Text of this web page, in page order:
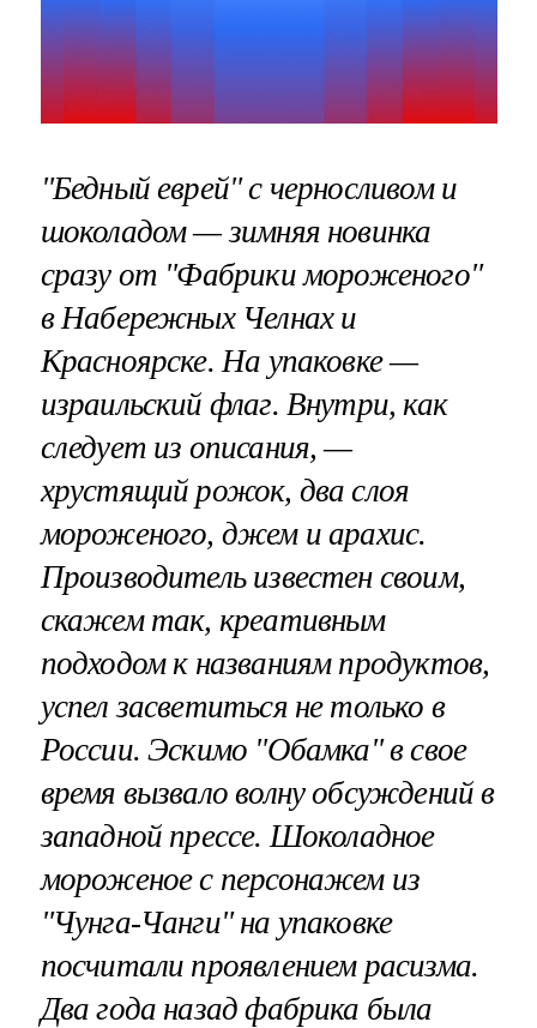
"Бедный еврей" с черносливом и
шоколадом — зимняя новинка
сразу от "Фабрики мороженого"
в Набережных Челнах и
Красноярске. На упаковке —
израильский флаг. Внутри, как
следует из описания, —
хрустящий рожок, два слоя
мороженого, джем и арахис.
Производитель известен своим,
скажем так, креативным
подходом к названиям продуктов,
успел засветиться не только в
России. Эскимо "Обамка" в свое
время вызвало волну обсуждений в
западной прессе. Шоколадное
мороженое с персонажем из
"Чунга-Чанги" на упаковке
посчитали проявлением расизма.
Два года назад фабрика была